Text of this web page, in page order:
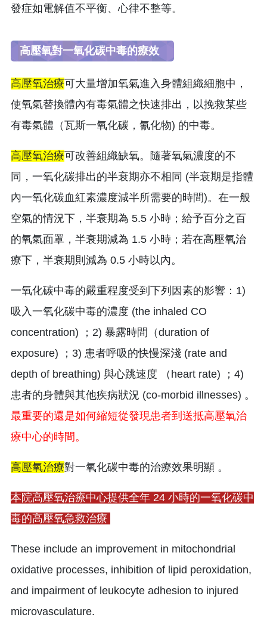
發症如電解值不平衡、心律不整等。
高壓氧對一氧化碳中毒的療效
高壓氧治療可大量增加氧氣進入身體組織細胞中，
使氧氣替換體內有毒氣體之快速排出，以挽救某些
有毒氣體（瓦斯一氧化碳，氰化物) 的中毒。
高壓氧治療可改善組織缺氧。隨著氧氣濃度的不
同，一氧化碳排出的半衰期亦不相同 (半衰期是指體
內一氧化碳血紅素濃度減半所需要的時間)。在一般
空氣的情況下，半衰期為 5.5 小時；給予百分之百
的氧氣面罩，半衰期減為 1.5 小時；若在高壓氧治
療下，半衰期則減為 0.5 小時以內。
一氧化碳中毒的嚴重程度受到下列因素的影響：1)
吸入一氧化碳中毒的濃度 (the inhaled CO
concentration) ；2) 暴露時間（duration of
exposure) ；3) 患者呼吸的快慢深淺 (rate and
depth of breathing) 與心跳速度 （heart rate) ；4)
患者的身體與其他疾病狀況 (co-morbid illnesses) 。
最重要的還是如何縮短從發現患者到送抵高壓氧治
療中心的時間。
高壓氧治療對一氧化碳中毒的治療效果明顯 。
本院高壓氧治療中心提供全年 24 小時的一氧化碳中
毒的高壓氧急救治療
These include an improvement in mitochondrial
oxidative processes, inhibition of lipid peroxidation,
and impairment of leukocyte adhesion to injured
microvasculature.